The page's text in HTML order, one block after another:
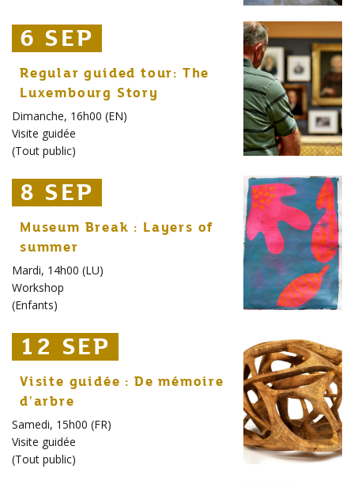
6 SEP
6 SEP
6 SEP
Regular guided tour: The
Luxembourg Story
Dimanche, 16h00 (EN)
Visite guidée
(Tout public)
8 SEP
8 SEP
8 SEP
Museum Break : Layers of
summer
Mardi, 14h00 (LU)
Workshop
(Enfants)
12 SEP
12 SEP
12 SEP
Visite guidée : De mémoire
d'arbre
Samedi, 15h00 (FR)
Visite guidée
(Tout public)